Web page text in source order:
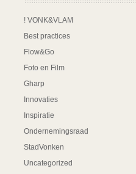
! VONK&VLAM
Best practices
Flow&Go
Foto en Film
Gharp
Innovaties
Inspiratie
Ondernemingsraad
StadVonken
Uncategorized